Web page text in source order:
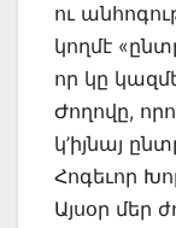
ու
կողմէ
որ կը
Ժողովը,
կ’իյնայ
Հոգեւոր
Այսօր մեր